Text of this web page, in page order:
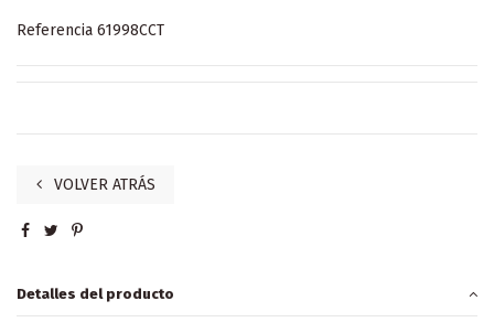
Referencia 61998CCT
VOLVER ATRÁS
Detalles del producto